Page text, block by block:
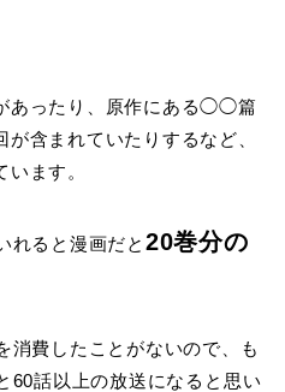
あったり、原作にある◯◯篇
含まれていたりするなど、
ます。
れると漫画だと 20巻分の
消費したことがないので、も
60話以上の放送になると思い